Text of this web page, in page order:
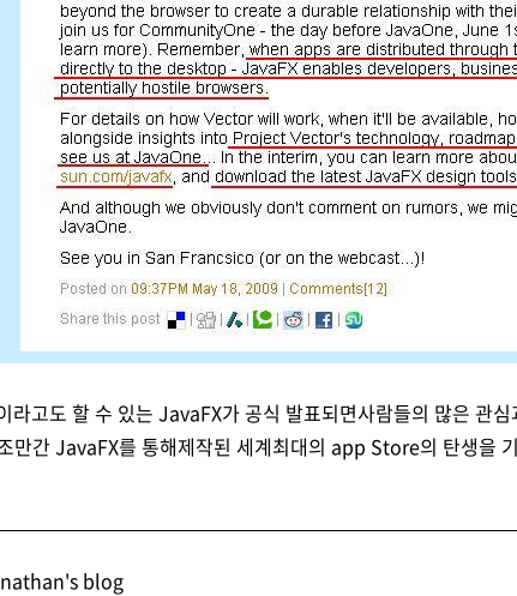
라고도 할 수 있는 JavaFX가 공식 발표되면사람들의 많은 관
만간 JavaFX를 통해제작된 세계최대의 app Store의 탄생을
blog